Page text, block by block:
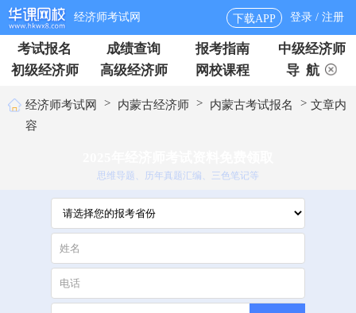
经济师考试网 下载APP 登录 / 注册
考试报名 成绩查询 报考指南
中级经济师
初级经济师
高级经济师 网校课程 导 航
经济师考试网 > 内蒙古经济师 > 内蒙古考试报名 > 文章内
容
思维导题、历年真题汇编、三色笔记等